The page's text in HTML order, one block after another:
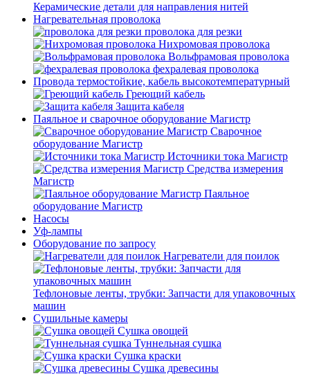
Керамические детали для направления нитей
Нагревательная проволока
проволока для резки
Нихромовая проволока
Вольфрамовая проволока
фехралевая проволока
Провода термостойкие, кабель высокотемпературный
Греющий кабель
Защита кабеля
Паяльное и сварочное оборудование Магистр
Сварочное
оборудование Магистр
Источники тока Магистр
Средства измерения
Магистр
Паяльное
оборудование Магистр
Насосы
Уф-лампы
Оборудование по запросу
Нагреватели для поилок
Тефлоновые ленты, трубки: Запчасти для упаковочных
машин
Сушильные камеры
Сушка овощей
Туннельная сушка
Сушка краски
Сушка древесины